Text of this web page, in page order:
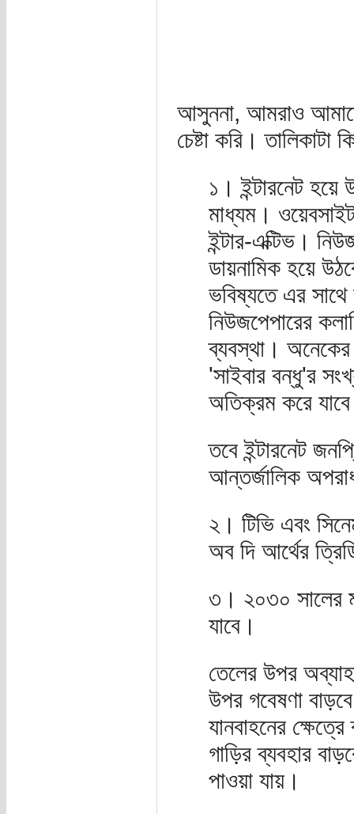
আসুননা, আমরাও
চেষ্টা করি।
১। ইন্টারনেট
মাধ্যম।
ইন্টার-এক্টিভ।
ডায়নামিক হয়ে
ভবিষ্যতে এর
নিউজপেপারের
ব্যবস্থা। অনেকের
'সাইবার বন্ধু'র
অতিক্রম করে
তবে ইন্টারনেট
আন্তর্জালিক
২। টিভি এবং
অব দি আর্থের
৩। ২০৩০ সালের
যাবে।
তেলের উপর
উপর গবেষণা
যানবাহনের
গাড়ির ব্যবহার
পাওয়া যায়।